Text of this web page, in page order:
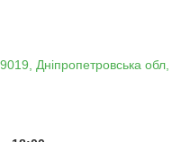
Дніпропетровська обл,